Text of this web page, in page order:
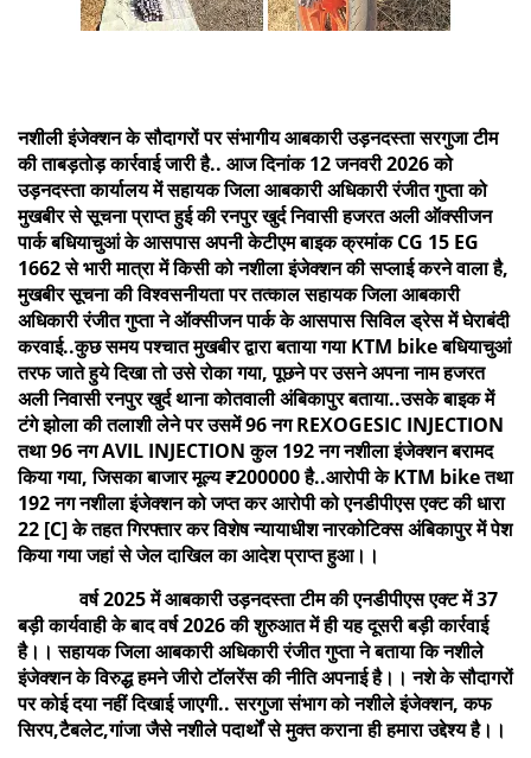
नशीली इंजेक्शन के सौदागरों पर संभागीय आबकारी उड़नदस्ता सरगुजा टीम
की ताबड़तोड़ कार्रवाई जारी है.. आज दिनांक 12 जनवरी 2026 को
उड़नदस्ता कार्यालय में सहायक जिला आबकारी अधिकारी रंजीत गुप्ता को
मुखबीर से सूचना प्राप्त हुई की रनपुर खुर्द निवासी हजरत अली ऑक्सीजन
पार्क बधियाचुआं के आसपास अपनी केटीएम बाइक क्रमांक CG 15 EG
1662 से भारी मात्रा में किसी को नशीला इंजेक्शन की सप्लाई करने वाला है,
मुखबीर सूचना की विश्वसनीयता पर तत्काल सहायक जिला आबकारी
अधिकारी रंजीत गुप्ता ने ऑक्सीजन पार्क के आसपास सिविल ड्रेस में घेराबंदी
करवाई..कुछ समय पश्चात मुखबीर द्वारा बताया गया KTM bike बधियाचुआं
तरफ जाते हुये दिखा तो उसे रोका गया, पूछने पर उसने अपना नाम हजरत
अली निवासी रनपुर खुर्द थाना कोतवाली अंबिकापुर बताया..उसके बाइक में
टंगे झोला की तलाशी लेने पर उसमें 96 नग REXOGESIC INJECTION
तथा 96 नग AVIL INJECTION कुल 192 नग नशीला इंजेक्शन बरामद
किया गया, जिसका बाजार मूल्य ₹200000 है..आरोपी के KTM bike तथा
192 नग नशीला इंजेक्शन को जप्त कर आरोपी को एनडीपीएस एक्ट की धारा
22 [C] के तहत गिरफ्तार कर विशेष न्यायाधीश नारकोटिक्स अंबिकापुर में पेश
किया गया जहां से जेल दाखिल का आदेश प्राप्त हुआ।।
वर्ष 2025 में आबकारी उड़नदस्ता टीम की एनडीपीएस एक्ट में 37
बड़ी कार्यवाही के बाद वर्ष 2026 की शुरुआत में ही यह दूसरी बड़ी कार्रवाई
है।। सहायक जिला आबकारी अधिकारी रंजीत गुप्ता ने बताया कि नशीले
इंजेक्शन के विरुद्ध हमने जीरो टॉलरेंस की नीति अपनाई है।। नशे के सौदागरों
पर कोई दया नहीं दिखाई जाएगी.. सरगुजा संभाग को नशीले इंजेक्शन, कफ
सिरप,टैबलेट,गांजा जैसे नशीले पदार्थों से मुक्त कराना ही हमारा उद्देश्य है।।